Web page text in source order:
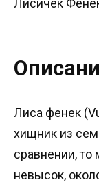
Лисичек
Лиса фенек
хищник из
сравнении, то
невысок,